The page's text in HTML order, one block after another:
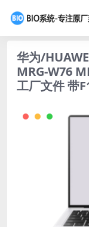
华为/
MRG-W76
工厂文件 带